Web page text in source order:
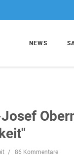
NEWS
86 Kommentare